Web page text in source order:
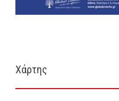
Χάρτης